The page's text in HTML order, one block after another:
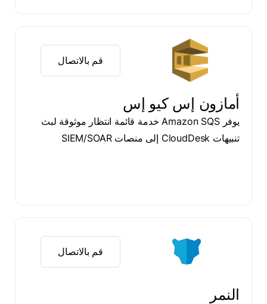
قم بالاتصال
أمازون إس كيو إس
يوفر Amazon SQS خدمة قائمة انتظار موثوقة لبث
تنبيهات CloudDesk إلى منصات SIEM/SOAR
قم بالاتصال
النمر